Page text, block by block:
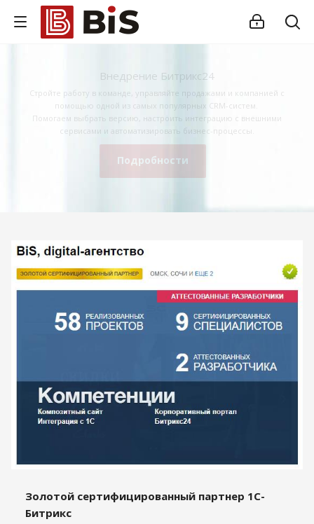
Внедрение Битрикс24
Стройте работу в команде, управляйте продажами и компанией с
помощью одной из самых популярных CRM-систем.
Помогаем выбрать версию, настроить интеграцию с внешними
сервисами и автоматизировать бизнес-процессы.
Подробности
Золотой сертифицированный партнер 1С-
Битрикс